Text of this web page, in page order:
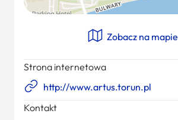
Zobacz na mapie
Strona internetowa
http://www.artus.torun.pl
Kontakt